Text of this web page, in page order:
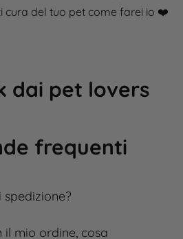
cura del tuo pet come farei io ❤️​
dai pet lovers
frequenti
mio ordine, cosa